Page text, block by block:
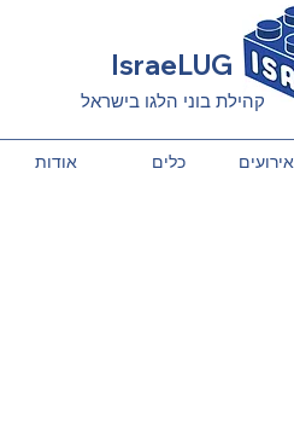
IsraeLUG
קהילת בוני הלגו בישראל
אירועים כלים אודות